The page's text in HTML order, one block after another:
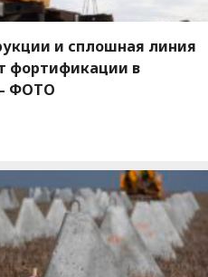
и сплошная линия
фортификации в
ФОТО